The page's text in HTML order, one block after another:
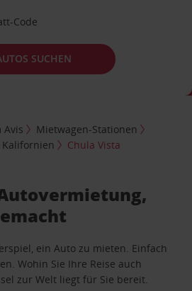
Code
SUCHEN
Avis
Mietwagen-Stationen
Kalifornien Chula Vista
ein Auto zu mieten. Einfach
Wohin Sie Ihre Reise auch
zur Welt liegt für Sie bereit.